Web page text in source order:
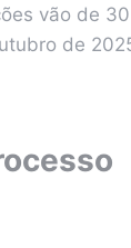
vão de
de